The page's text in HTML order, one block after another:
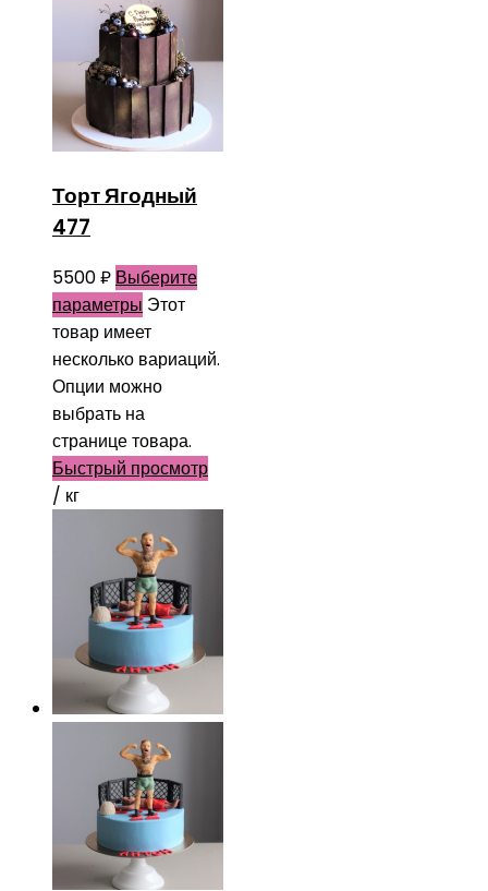
Торт Ягодный
477
5500₽ Выберите
параметры Этот
товар имеет
несколько вариаций.
Опции можно
выбрать на
странице товара.
Быстрый просмотр
/ кг